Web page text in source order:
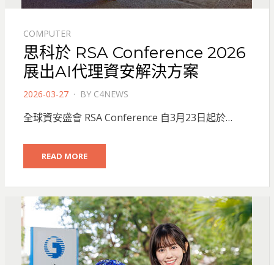
COMPUTER
思科於 RSA Conference 2026
展出AI代理資安解決方案
POSTED
2026-03-27 BY C4NEWS
全球資安盛會 RSA Conference 自3月23日起於…
READ MORE